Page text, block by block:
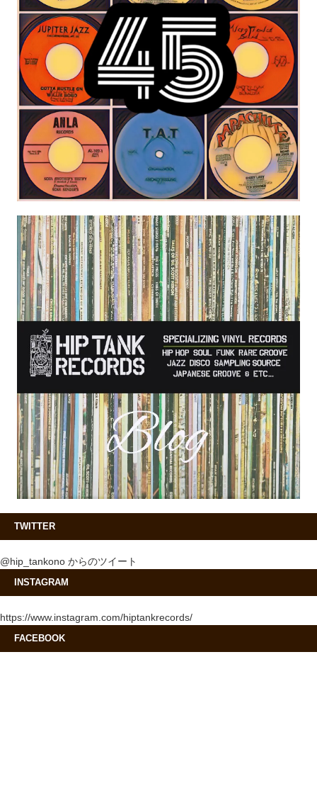
TWITTER
@hip_tankono からのツイート
INSTAGRAM
https://www.instagram.com/hiptankrecords/
FACEBOOK